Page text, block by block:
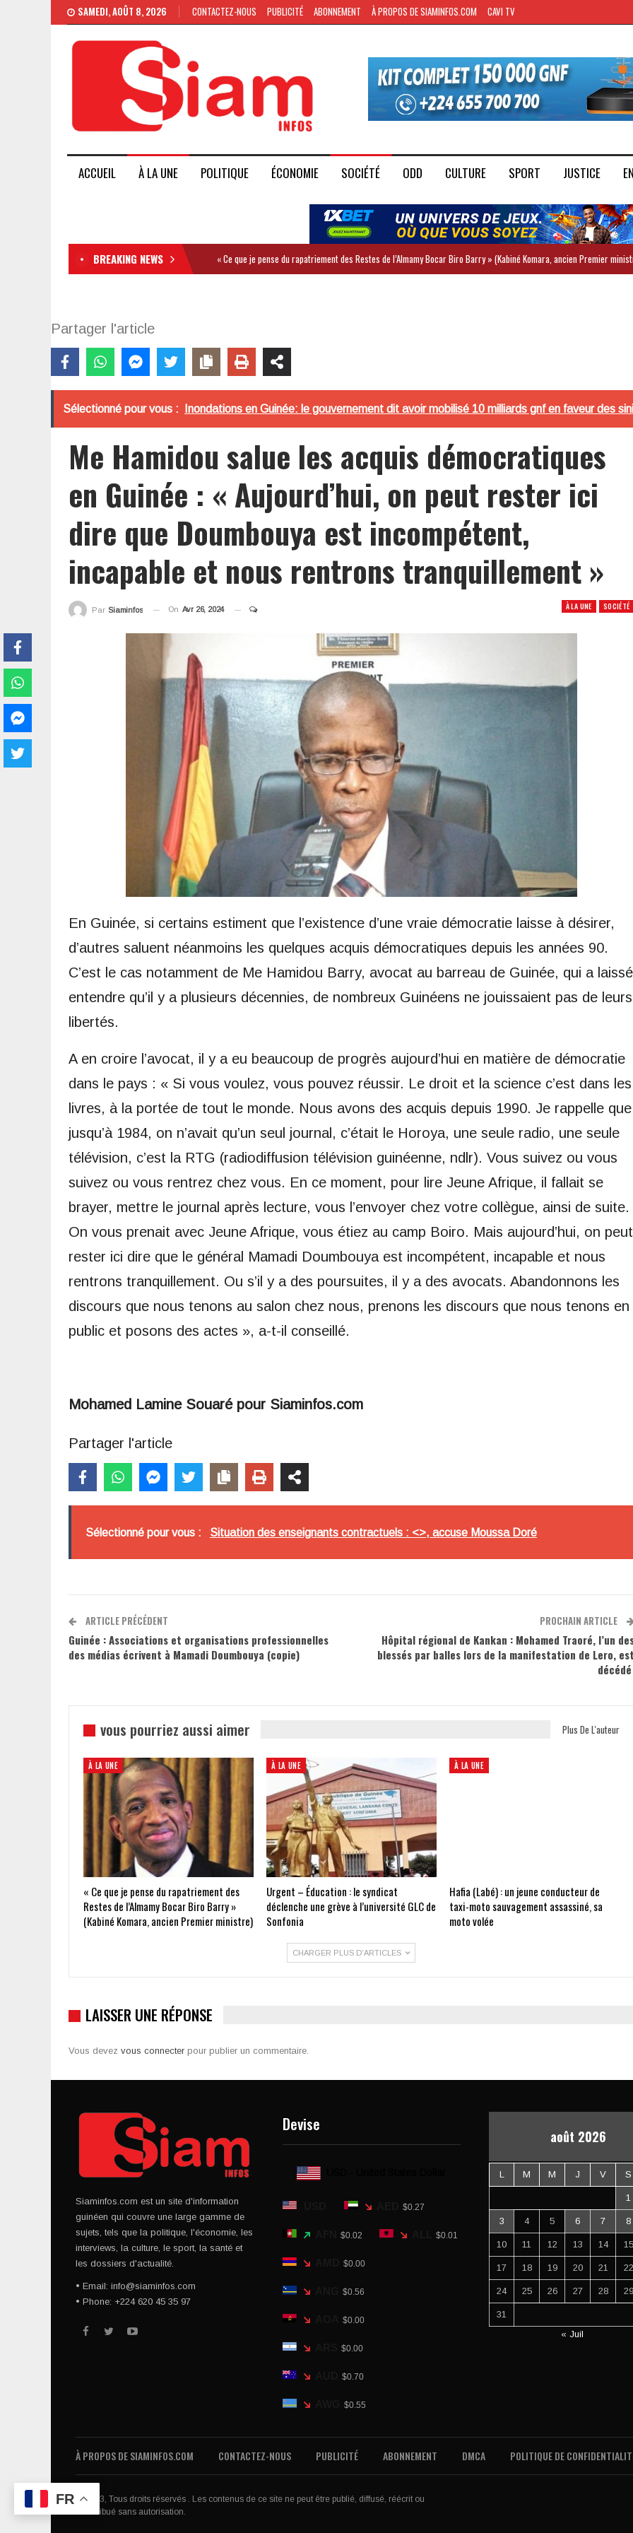
SAMEDI, AOÛT 8, 2026 CONTACTEZ-NOUS PUBLICITÉ ABONNEMENT À PROPOS DE SIAMINFOS.COM CAVI TV
ACCUEIL À LA UNE POLITIQUE ÉCONOMIE SOCIÉTÉ ODD CULTURE SPORT JUSTICE
BREAKING NEWS « Ce que je pense du rapatriement des Restes de l’Almamy Bocar Biro Barry » (Kabiné Komara, ancien Premier
Partager l'article
Sélectionné pour vous : Inondations en Guinée: le gouvernement dit avoir mobilisé 10 milliards gnf en faveur des
Me Hamidou salue les acquis démocratiques
en Guinée : « Aujourd’hui, on peut rester ici
dire que Doumbouya est incompétent,
incapable et nous rentrons tranquillement »
À LA UNE SOCIÉTÉ
Par Siaminfos On Avr 26, 2024
En Guinée, si certains estiment que l’existence d’une vraie démocratie laisse à désirer,
d’autres saluent néanmoins les quelques acquis démocratiques depuis les années 90.
C’est le cas notamment de Me Hamidou Barry, avocat au barreau de Guinée, qui a laissé
entendre qu’il y a plusieurs décennies, de nombreux Guinéens ne jouissaient pas de leurs
libertés.
A en croire l’avocat, il y a eu beaucoup de progrès aujourd’hui en matière de démocratie
dans le pays : « Si vous voulez, vous pouvez réussir. Le droit et la science c’est dans les
livres, à la portée de tout le monde. Nous avons des acquis depuis 1990. Je rappelle que
jusqu’à 1984, on n’avait qu’un seul journal, c’était le Horoya, une seule radio, une seule
télévision, c’est la RTG (radiodiffusion télévision guinéenne, ndlr). Vous suivez ou vous
suivez ou vous rentrez chez vous. En ce moment, pour lire Jeune Afrique, il fallait se
brayer, mettre le journal après lecture, vous l’envoyer chez votre collègue, ainsi de suite.
On vous prenait avec Jeune Afrique, vous étiez au camp Boiro. Mais aujourd’hui, on peut
rester ici dire que le général Mamadi Doumbouya est incompétent, incapable et nous
rentrons tranquillement. Ou s’il y a des poursuites, il y a des avocats. Abandonnons les
discours que nous tenons au salon chez nous, prenons les discours que nous tenons en
public et posons des actes », a-t-il conseillé.
Mohamed Lamine Souaré pour Siaminfos.com
Partager l'article
Sélectionné pour vous : Situation des enseignants contractuels : <>, accuse Moussa Doré
ARTICLE PRÉCÉDENT
Guinée : Associations et organisations professionnelles
des médias écrivent à Mamadi Doumbouya (copie)
PROCHAIN ARTICLE
Hôpital régional de Kankan : Mohamed Traoré, l’un
blessés par balles lors de la manifestation de Lero, est
décédé
vous pourriez aussi aimer Plus De L'auteur
À LA UNE
« Ce que je pense du rapatriement des
Restes de l’Almamy Bocar Biro Barry »
(Kabiné Komara, ancien Premier ministre)
À LA UNE
Urgent – Éducation : le syndicat
déclenche une grève à l’université GLC de
Sonfonia
À LA UNE
Hafia (Labé) : un jeune conducteur de
taxi-moto sauvagement assassiné, sa
moto volée
CHARGER PLUS D'ARTICLES
LAISSER UNE RÉPONSE
Vous devez vous connecter pour publier un commentaire.
Siaminfos.com est un site d'information
guinéen qui couvre une large gamme de
sujets, tels que la politique, l'économie, les
interviews, la culture, le sport, la santé et
les dossiers d'actualité.
• Email: info@siaminfos.com
• Phone: +224 620 45 35 97
Devise
$0.27
$0.02 $0.01
$0.00
$0.56
$0.00
$0.00
$0.70
$0.55
août 2026
L M M J V S
1
3 4 5 6 7 8
10 11 12 13 14 15
17 18 19 20 21 22
24 25 26 27 28 29
31
« Juil
À PROPOS DE SIAMINFOS.COM CONTACTEZ-NOUS PUBLICITÉ ABONNEMENT DMCA POLITIQUE DE
© 2023, Tous droits réservés . Les contenus de ce site ne peut être publié, diffusé, réécrit ou
redistribué sans autorisation.
FR